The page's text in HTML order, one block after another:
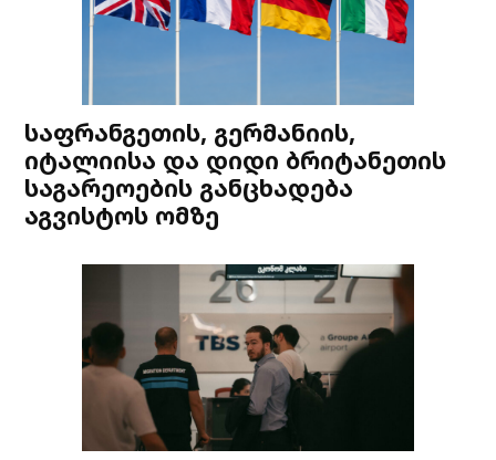
საფრანგეთის, გერმანიის,
იტალიისა და დიდი ბრიტანეთის
საგარეოების განცხადება
აგვისტოს ომზე